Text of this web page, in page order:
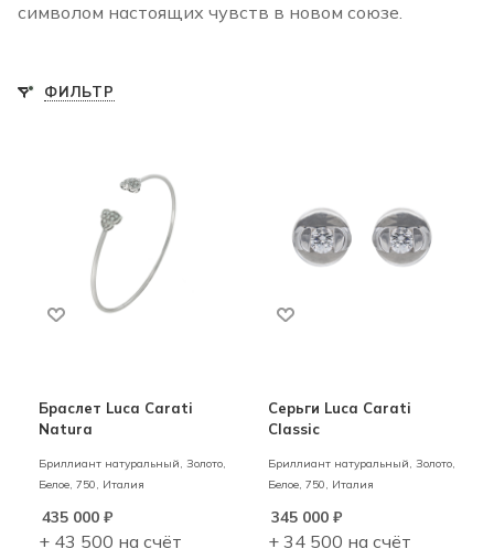
символом настоящих чувств в новом союзе.
ФИЛЬТР
Браслет Luca Carati
Natura
Бриллиант натуральный, Золото,
Белое, 750, Италия
435 000 ₽
+ 43 500 на счёт
Серьги Luca Carati
Classic
Бриллиант натуральный, Золото,
Белое, 750, Италия
345 000₽
+ 34 500 на счёт